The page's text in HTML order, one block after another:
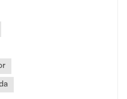
Las si...